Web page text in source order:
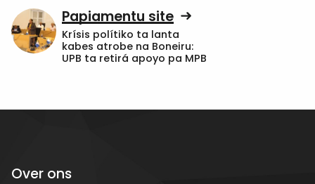
Papiamentu site
Krísis polítiko ta lanta
kabes atrobe na Boneiru:
UPB ta retirá apoyo pa MPB
Over ons